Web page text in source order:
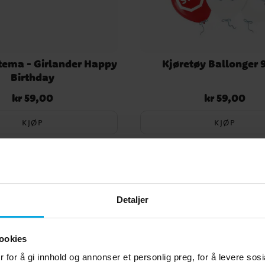
Detaljer
for å gi innhold og annonser et personlig preg, for å levere
- Girlander Happy
Birthday
Pris :kr 59,00
kr 59,00
KJØP
Kjøretøy Ballonger
Pris :kr 59,00
kr 59,00
KJØP